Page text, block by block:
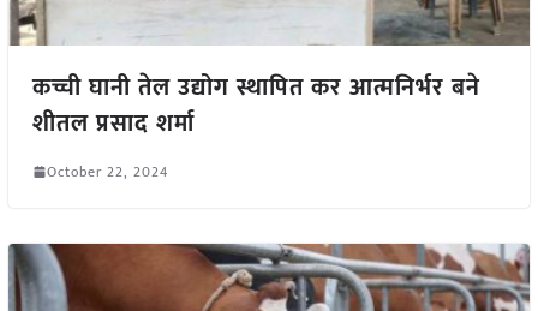
कच्ची घानी तेल उद्योग स्थापित कर आत्मनिर्भर बने
शीतल प्रसाद शर्मा
October 22, 2024